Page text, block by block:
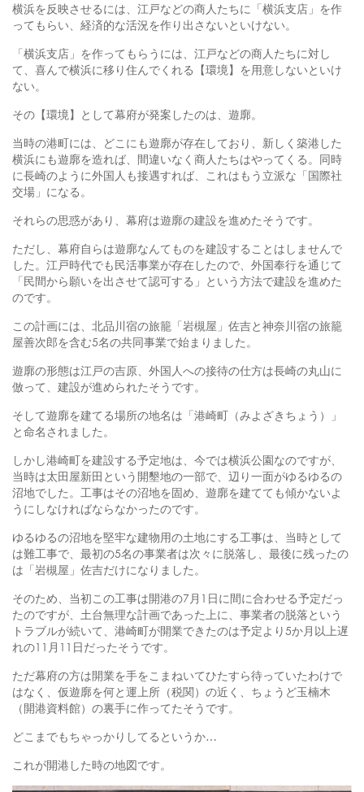
横浜を反映させるには、江戸などの商人たちに「横浜支店」を作
ってもらい、経済的な活況を作り出さないといけない。
「横浜支店」を作ってもらうには、江戸などの商人たちに対し
て、喜んで横浜に移り住んでくれる【環境】を用意しないといけ
ない。
その【環境】として幕府が発案したのは、遊廓。
当時の港町には、どこにも遊廓が存在しており、新しく築港した
横浜にも遊廓を造れば、間違いなく商人たちはやってくる。同時
に長崎のように外国人も接遇すれば、これはもう立派な「国際社
交場」になる。
それらの思惑があり、幕府は遊廓の建設を進めたそうです。
ただし、幕府自らは遊廓なんてものを建設することはしませんで
した。江戸時代でも民活事業が存在したので、外国奉行を通じて
「民間から願いを出させて認可する」という方法で建設を進めた
のです。
この計画には、北品川宿の旅籠「岩槻屋」佐吉と神奈川宿の旅籠
屋善次郎を含む5名の共同事業で始まりました。
遊廓の形態は江戸の吉原、外国人への接待の仕方は長崎の丸山に
倣って、建設が進められたそうです。
そして遊廓を建てる場所の地名は「港崎町（みよざきちょう）」
と命名されました。
しかし港崎町を建設する予定地は、今では横浜公園なのですが、
当時は太田屋新田という開墾地の一部で、辺り一面がゆるゆるの
沼地でした。工事はその沼地を固め、遊廓を建てても傾かないよ
うにしなければならなかったのです。
ゆるゆるの沼地を堅牢な建物用の土地にする工事は、当時として
は難工事で、最初の5名の事業者は次々に脱落し、最後に残ったの
は「岩槻屋」佐吉だけになりました。
そのため、当初この工事は開港の7月1日に間に合わせる予定だっ
たのですが、土台無理な計画であった上に、事業者の脱落という
トラブルが続いて、港崎町が開業できたのは予定より5か月以上遅
れの11月11日だったそうです。
ただ幕府の方は開業を手をこまねいてひたすら待っていたわけで
はなく、仮遊廓を何と運上所（税関）の近く、ちょうど玉楠木
（開港資料館）の裏手に作ってたそうです。
どこまでもちゃっかりしてるというか…
これが開港した時の地図です。